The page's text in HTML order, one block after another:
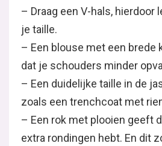
– Draag een V-hals, hierdoor
je taille.
– Een blouse met een brede
dat je schouders minder
– Een duidelijke taille in de
zoals een trenchcoat met
– Een rok met plooien geeft
extra rondingen hebt. En dit